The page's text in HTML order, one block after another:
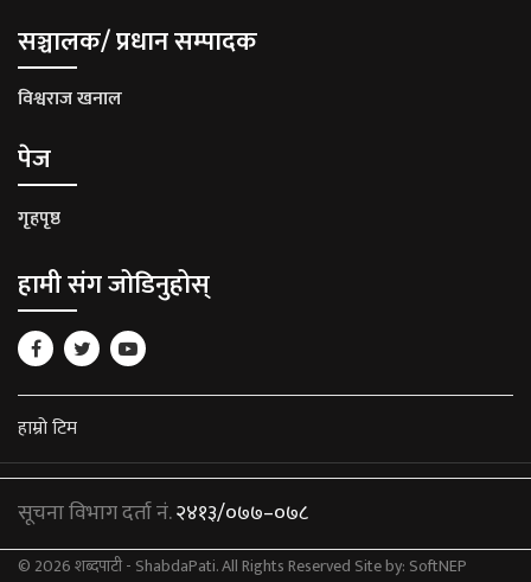
सञ्चालक/ प्रधान सम्पादक
विश्वराज खनाल
पेज
गृहपृष्ठ
हामी संग जोडिनुहोस्
हाम्रो टिम
© 2026 शब्दपाटी - ShabdaPati. All Rights Reserved Site by: SoftNEP
सूचना विभाग दर्ता नं.२४१३/०७७–०७८